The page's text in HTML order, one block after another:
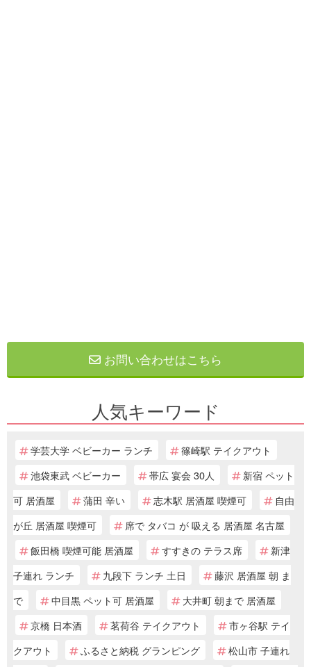
お問い合わせはこちら
人気キーワード
学芸大学 ベビーカー ランチ
篠崎駅 テイクアウト
池袋東武 ベビーカー
帯広 宴会 30人
新宿 ペット
可 居酒屋
蒲田 辛い 志木駅 居酒屋 喫煙可
自由
が丘 居酒屋 喫煙可
席で タバコ が 吸える 居酒屋 名古屋
飯田橋 喫煙可能 居酒屋
すすきの テラス席
新津
子連れ ランチ
九段下 ランチ 土日
藤沢 居酒屋 朝 ま
で
中目黒 ペット可 居酒屋
大井町 朝まで 居酒屋
京橋 日本酒
茗荷谷 テイクアウト
市ヶ谷駅 テイ
クアウト
ふるさと納税 グランピング
松山市 子連れ